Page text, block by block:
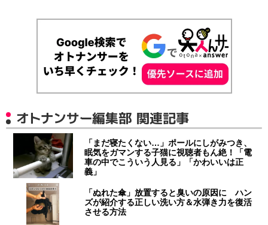
オトナンサー編集部 関連記事
「まだ寝たくない…」ポールにしがみつき、
眠気をガマンする子猫に視聴者もん絶！「電
車の中でこういう人見る」「かわいいは正
義」
「ぬれた傘」放置すると臭いの原因に ハン
ズが紹介する正しい洗い方＆水弾き力を復活
させる方法